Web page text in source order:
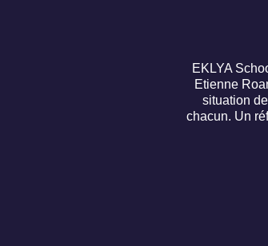
EKLYA
Etienne
situation
chacun. Un